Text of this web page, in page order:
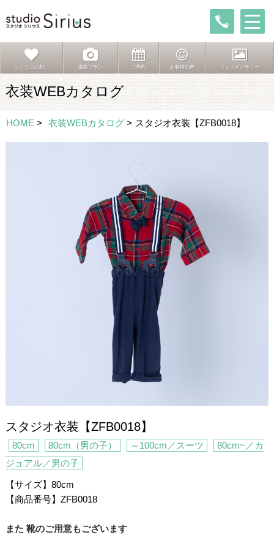
シリウスの想い 撮影プラン ご予約 お客様の声 フォトギャラリー
衣装WEBカタログ
HOME > 衣装WEBカタログ > スタジオ衣装【ZFB0018】
スタジオ衣装【ZFB0018】
80cm 80cm（男の子） ～100cm／スーツ
80cm~／カ
ジュアル／男の子
【サイズ】80cm
【商品番号】ZFB0018
また 靴のご用意もございます